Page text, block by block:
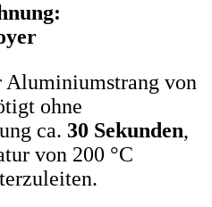
von
ohne
ca. 30 Sekunden,
von 200 °C